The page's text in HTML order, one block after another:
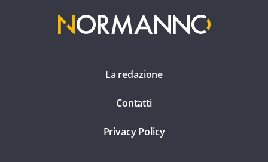
La redazione
Contatti
Privacy Policy